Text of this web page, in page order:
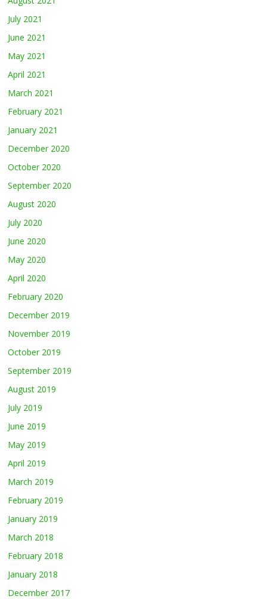
July 2021
June 2021
May 2021
April 2021
March 2021
February 2021
January 2021
December 2020
October 2020
September 2020
August 2020
July 2020
June 2020
May 2020
April 2020
February 2020
December 2019
November 2019
October 2019
September 2019
August 2019
July 2019
June 2019
May 2019
April 2019
March 2019
February 2019
January 2019
March 2018
February 2018
January 2018
December 2017